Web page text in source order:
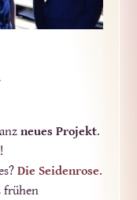
neues Projekt.
!
Die Seidenrose.
frühen